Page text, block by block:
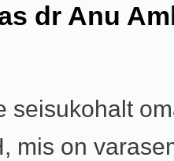
dr Anu
seisukohalt
mis on